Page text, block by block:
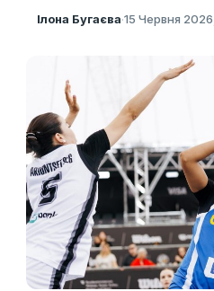
Ілона Бугаєва·15 Червня